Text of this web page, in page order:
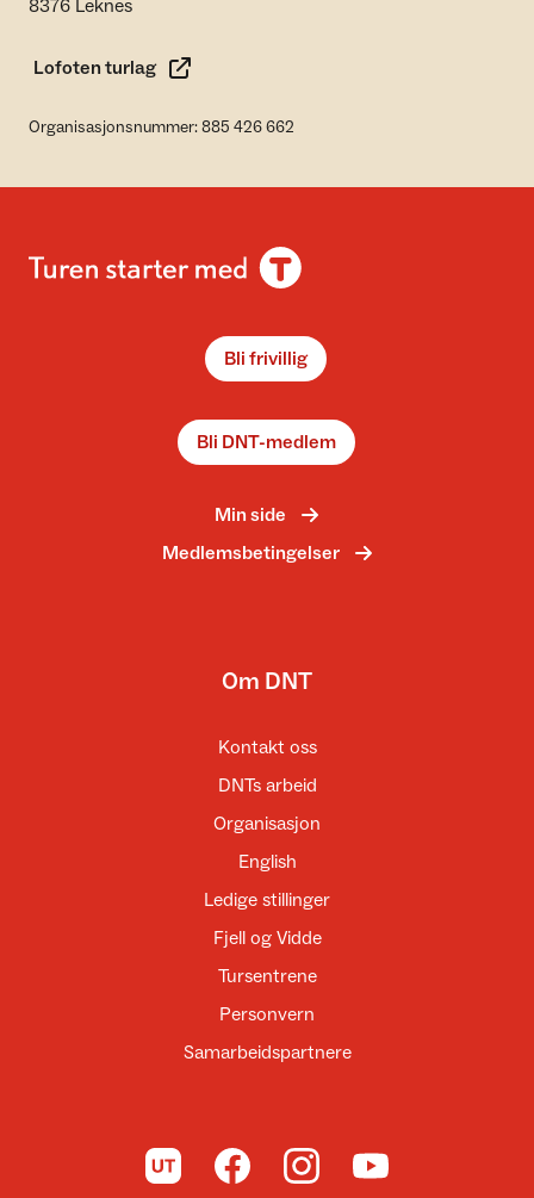
8376 Leknes
Lofoten turlag
Organisasjonsnummer: 885 426 662
Bli frivillig
Bli DNT-medlem
Min side
Medlemsbetingelser
Om DNT
Kontakt oss
DNTs arbeid
Organisasjon
English
Ledige stillinger
Fjell og Vidde
Tursentrene
Personvern
Samarbeidspartnere
Til UT.no Til DNT på Facebook
Til DNT på Instagram
Til DNT på YouTube